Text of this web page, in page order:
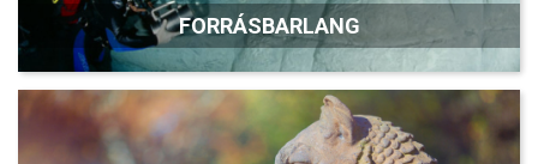
FORRÁSBARLANG